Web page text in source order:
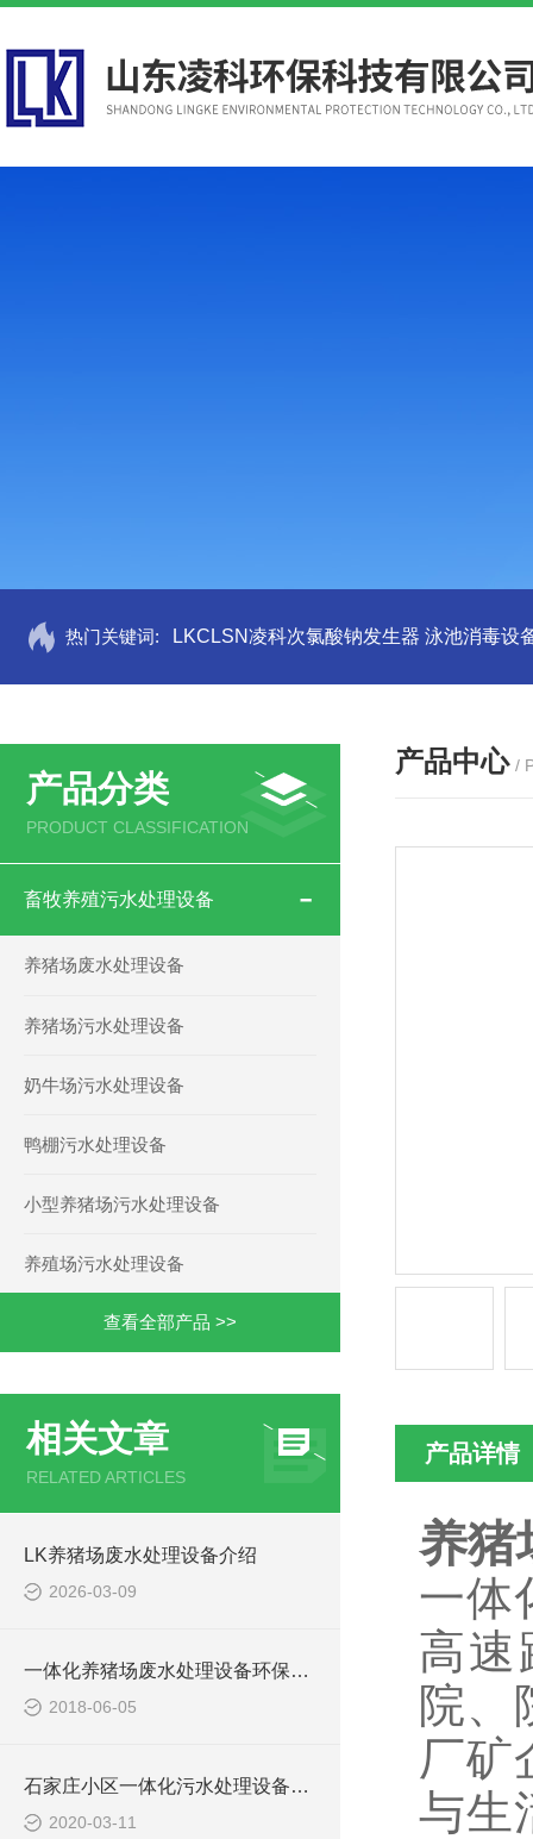
热门关键词: LKCLSN凌科次氯酸钠发生器 泳池消毒设
产品分类
PRODUCT CLASSIFICATION
畜牧养殖污水处理设备
养猪场废水处理设备
养猪场污水处理设备
奶牛场污水处理设备
鸭棚污水处理设备
小型养猪场污水处理设备
养殖场污水处理设备
查看全部产品 >>
相关文章
RELATED ARTICLES
LK养猪场废水处理设备介绍
2026-03-09
一体化养猪场废水处理设备环保局新要求
2018-06-05
石家庄小区一体化污水处理设备技术参数
2020-03-11
产品中心 /
产品详情
养猪
一体
高速
院、
厂矿
与生